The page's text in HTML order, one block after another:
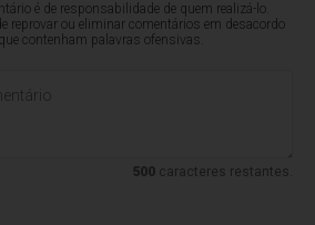
é de responsabilidade de quem realizá-lo.
reprovar ou eliminar comentários em desacordo
contenham palavras ofensivas.
500caracteres restantes.